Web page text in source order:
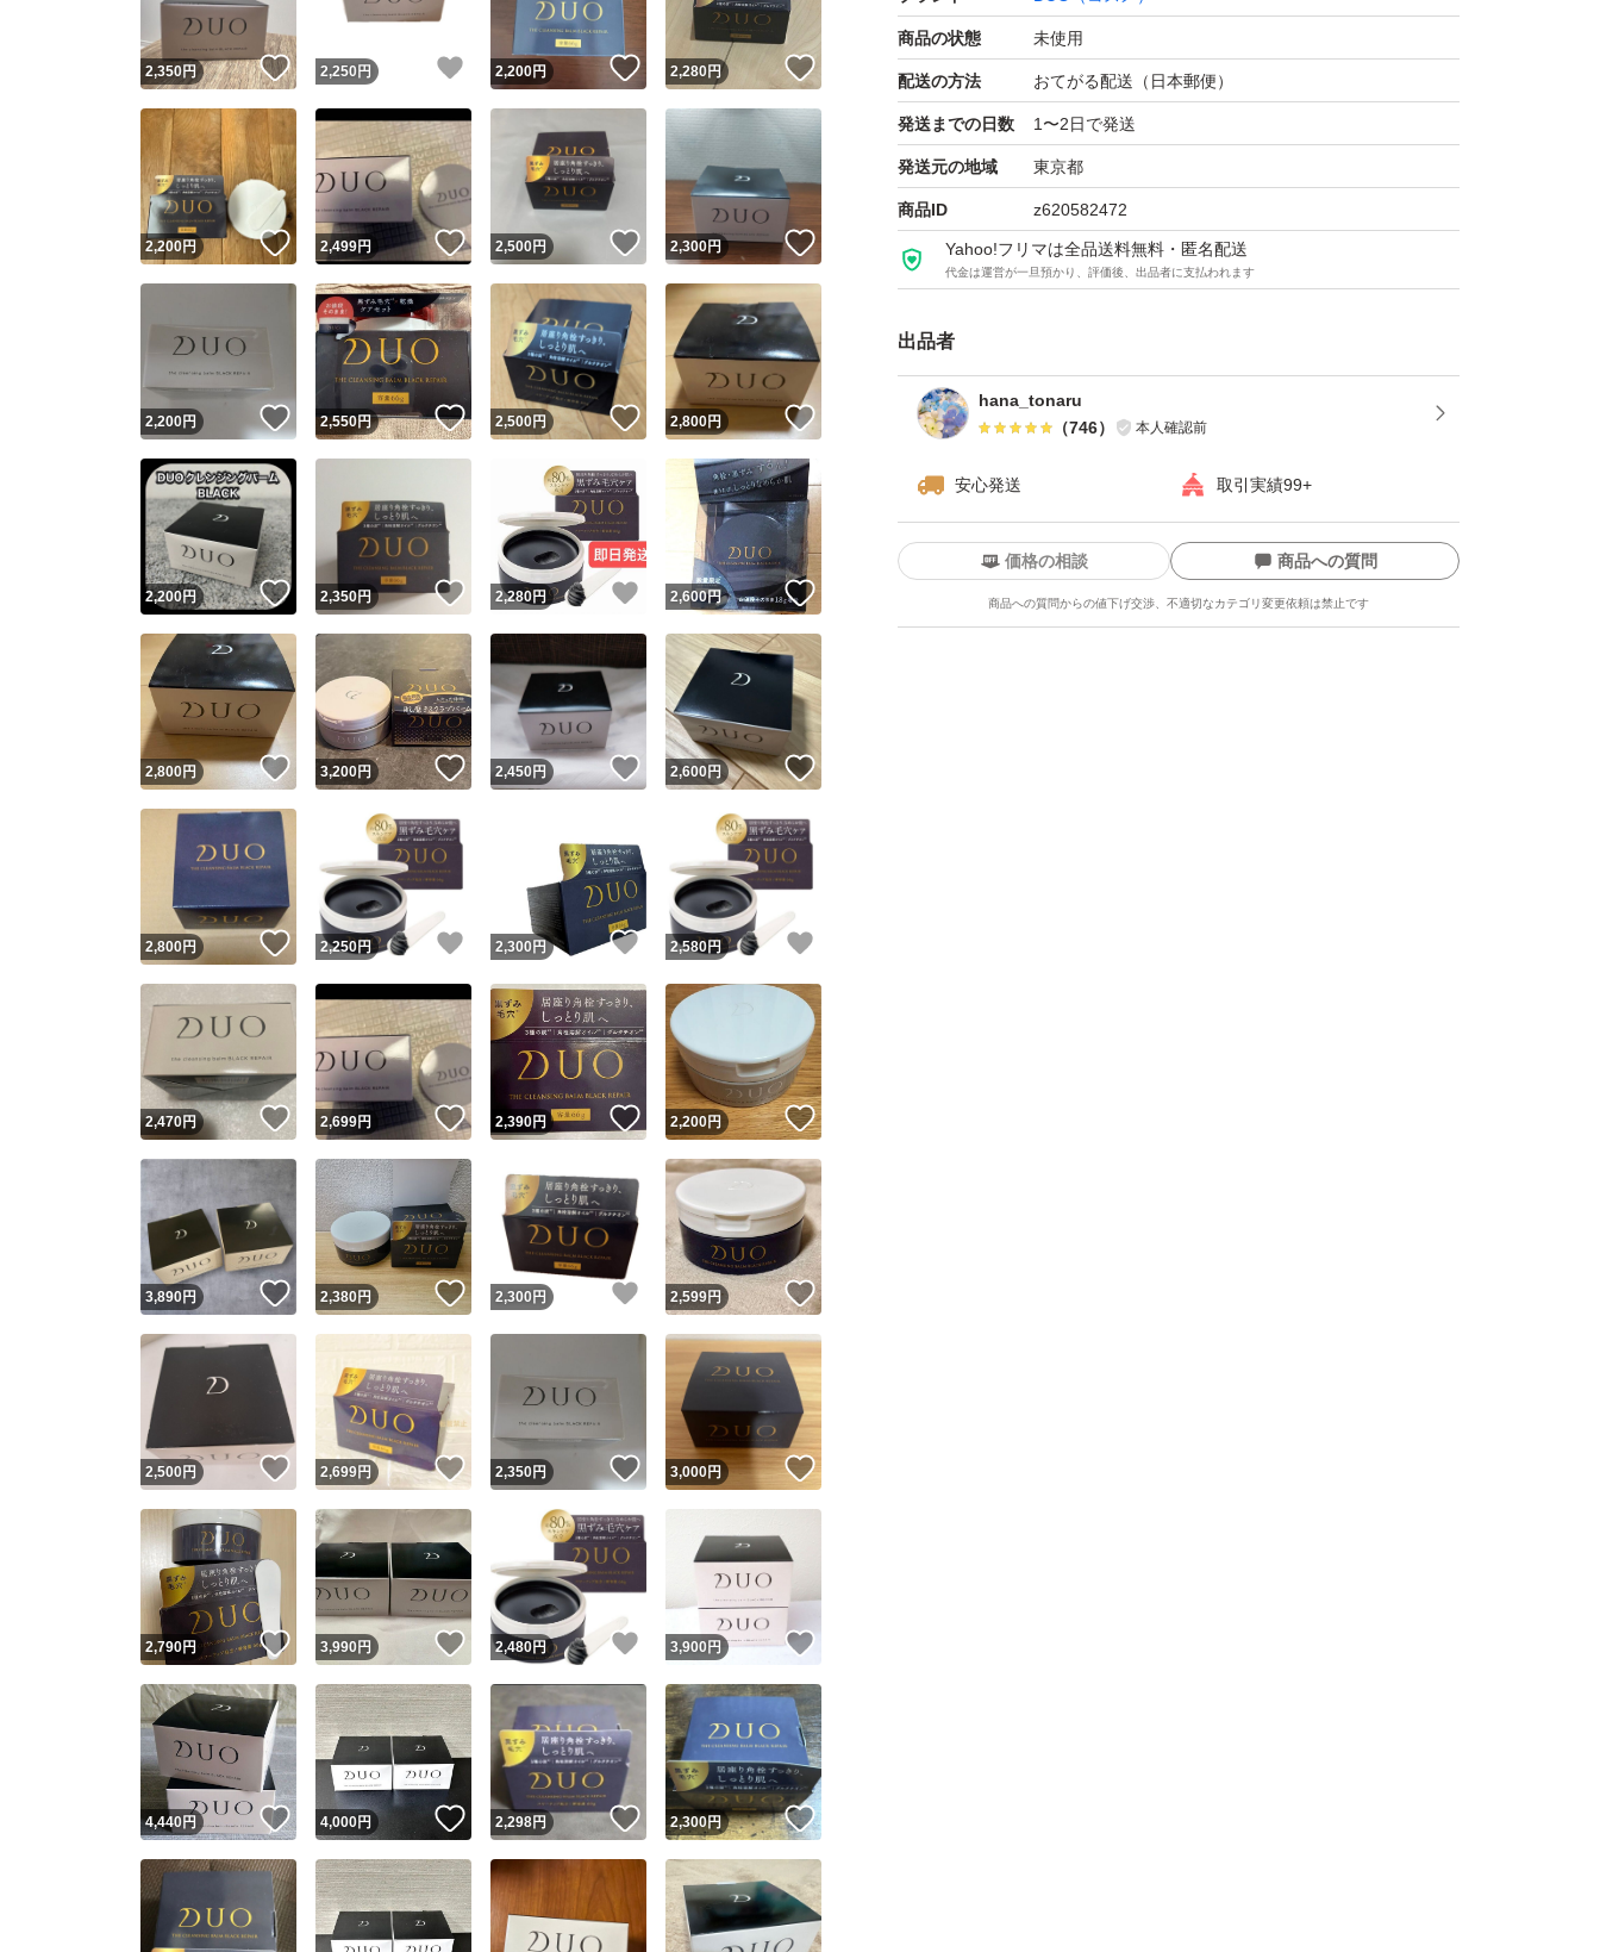
DUO ザ クレンジングバーム ブラックリペア 90g メイク落とし 毛
穴の黒ずみが気になる方に
ブランド：DUO（コスメ）
商品の状態 未使用
配送の方法 おてがる配送（日本郵便）
発送までの日数 1〜2日で発送
発送元の地域 東京都
商品ID z620582472
Yahoo!フリマは全品送料無料・匿名配送
代金は運営が一旦預かり、評価後、出品者に支払われます
出品者
hana_tonaru
（746） 本人確認前
安心発送 取引実績99+
ユーザーの実績について
Yahoo!フリマが定めた一定の基準を満たしたユーザーにバッジを付与しています
安心取引出品者
安心取引出品者 Yahoo!フリマの基準をクリアした安心・安全なユーザーです
取引実績
取引実績◯+ このユーザーはYahoo!フリマの取引を完了させた実績があります
他フリマ実績◯+ このユーザーは他フリマサービスでの取引実績があります
スピード&安心発送
※このバッジは実績に基づく表示であり、発送を保証しているものではありません
スピード＆安心発送
このユーザーは高頻度で24時間以内＆設定した発送日数内に発送してい
ます
スピード発送 このユーザーは高頻度で24時間以内に発送しています
安心発送 このユーザーは設定した発送日数内に発送しています
価格の相談 商品への質問
商品への質問からの値下げ交渉、不適切なカテゴリ変更依頼は禁止です
この商品の情報をコピーします
商品画像の 無断転載は禁止されています
コピーは1商品につき1回です
出品ページへ
キャンセル
2,350円 いいね！
2,250 円 いいね！
2,200円 いいね！
2,280円
2,200円 いいね！
2,499円 いいね！
2,500円 いいね！
2,300円
2,200円 いいね！
2,550円 いいね！
2,500円 いいね！
2,800円
2,200円 いいね！
2,350円 いいね！
2,280円 いいね！
2,600円
2,800円 いいね！
3,200円 いいね！
2,450円 いいね！
2,600円 いいね！
2,800円 いいね！
2,250円 いいね！
2,300 円 いいね！
2,580円
2,470円 いいね！
2,699円 いいね！
2,390円 いいね！
2,200円 いいね！
3,890円 いいね！
2,380円 いいね！
2,300 円 いいね！
2,599円 いいね！
2,500円 いいね！
2,699円 いいね！
2,350円 いいね！
3,000円 いいね！
2,790円 いいね！
3,990円 いいね！
2,480円 いいね！
3,900 円
4,440円 いいね！
4,000円 いいね！
2,298円 いいね！
2,300円 いいね！